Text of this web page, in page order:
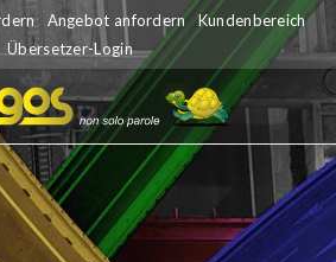
Angebot anfordern
Kundenbereich
Übersetzer-Login